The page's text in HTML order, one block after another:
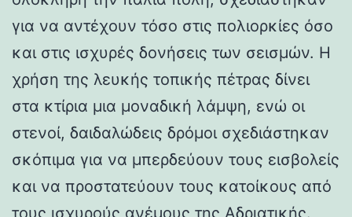
για να αντέχουν τόσο στις πολιορκίες όσο
και στις ισχυρές δονήσεις των σεισμών. Η
χρήση της λευκής τοπικής πέτρας δίνει
στα κτίρια μια μοναδική λάμψη, ενώ οι
στενοί, δαιδαλώδεις δρόμοι σχεδιάστηκαν
σκόπιμα για να μπερδεύουν τους εισβολείς
και να προστατεύουν τους κατοίκους από
τους ισχυρούς ανέμους της Αδριατικής.